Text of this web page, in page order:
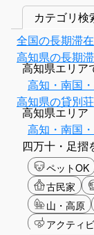
カテゴリ検
全国の長期滞
高知県の長期
高知県エリア
高知・南国
高知県の貸別
高知県エリア
高知・南国
四万十・足摺
ペットOK
古民家
山・高原
アクティ